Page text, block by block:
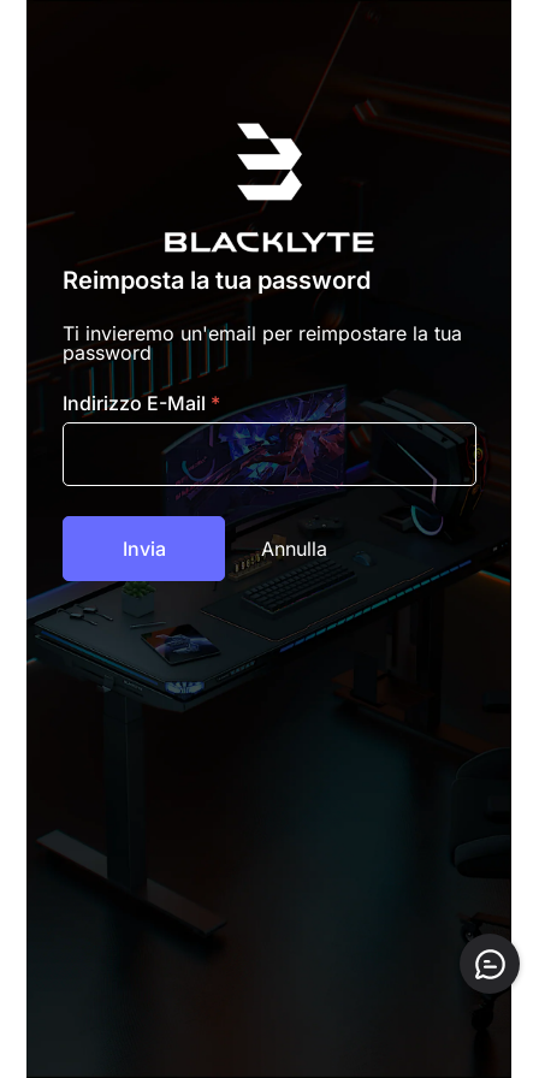
Reimposta la tua password
Ti invieremo un'email per reimpostare la tua
password
Indirizzo E-Mail *
Annulla